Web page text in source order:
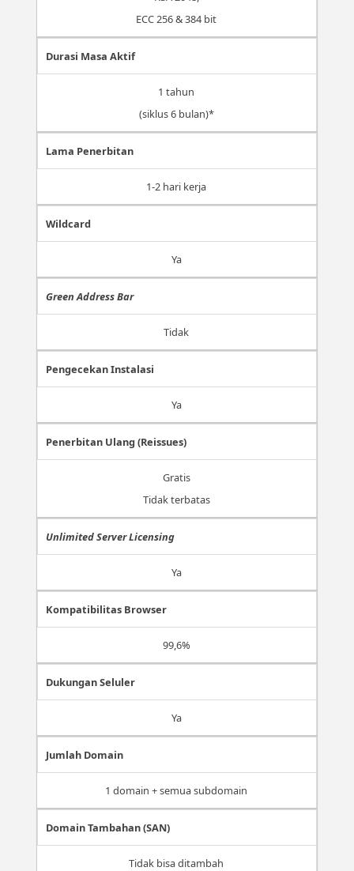
ECC 256 & 384 bit
Durasi Masa Aktif
1 tahun
(siklus 6 bulan)*
Lama Penerbitan
1-2 hari kerja
Wildcard
Ya
Green Address Bar
Tidak
Pengecekan Instalasi
Ya
Penerbitan Ulang (Reissues)
Gratis
Tidak terbatas
Unlimited Server Licensing
Ya
Kompatibilitas Browser
99,6%
Dukungan Seluler
Ya
Jumlah Domain
1 domain + semua subdomain
Domain Tambahan (SAN)
Tidak bisa ditambah